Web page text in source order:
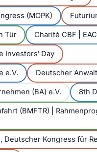
(MOPK)
Tür Charité CBF |
Investors‘ Day
e.V. Deutscher
(BA) e.V. 8th
(BMFTR) |
Kongress für